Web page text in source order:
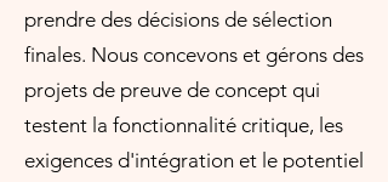
prendre des décisions de sélection
finales. Nous concevons et gérons des
projets de preuve de concept qui
testent la fonctionnalité critique, les
exigences d'intégration et le potentiel